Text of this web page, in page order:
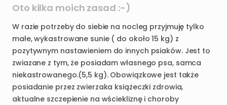
Oto kilka moich zasad :-)
W razie potrzeby do siebie na nocleg przyjmuję tylko
małe, wykastrowane sunie ( do około 15 kg) z
pozytywnym nastawieniem do innych psiaków. Jest to
zwiazane z tym, że posiadam własnego psa, samca
niekastrowanego.(5,5 kg). Obowiązkowe jest także
posiadanie przez zwierzaka książeczki zdrowia,
aktualne szczepienie na wściekliznę i choroby